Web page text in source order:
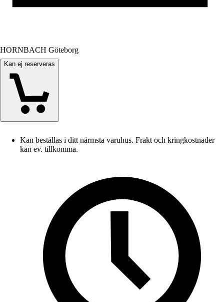
HORNBACH Göteborg
Kan ej reserveras
Kan beställas i ditt närmsta varuhus. Frakt och kringkostnader
kan ev. tillkomma.